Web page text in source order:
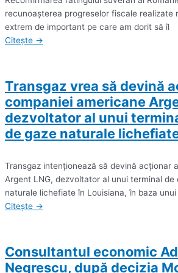
recunoaşterea progreselor fiscale realizate
extrem de important pe care am dorit să îl
Citește →
Transgaz vrea să devină
companiei americane
dezvoltator al unui
de gaze naturale
Transgaz intenţionează să devină acţionar
Argent LNG, dezvoltator al unui terminal de
naturale lichefiate în Louisiana, în baza unui
Citește →
Consultantul economic
Negrescu, după decizia